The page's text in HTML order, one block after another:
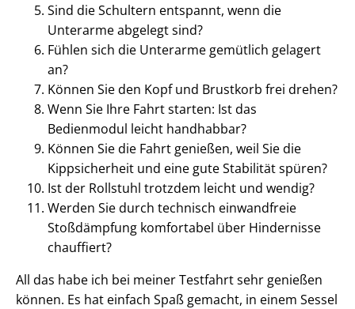
Sind die Schultern entspannt, wenn die
Unterarme abgelegt sind?
Fühlen sich die Unterarme gemütlich gelagert
an?
Können Sie den Kopf und Brustkorb frei drehen?
Wenn Sie Ihre Fahrt starten: Ist das
Bedienmodul leicht handhabbar?
Können Sie die Fahrt genießen, weil Sie die
Kippsicherheit und eine gute Stabilität spüren?
Ist der Rollstuhl trotzdem leicht und wendig?
Werden Sie durch technisch einwandfreie
Stoßdämpfung komfortabel über Hindernisse
chauffiert?
All das habe ich bei meiner Testfahrt sehr genießen
können. Es hat einfach Spaß gemacht, in einem Sessel